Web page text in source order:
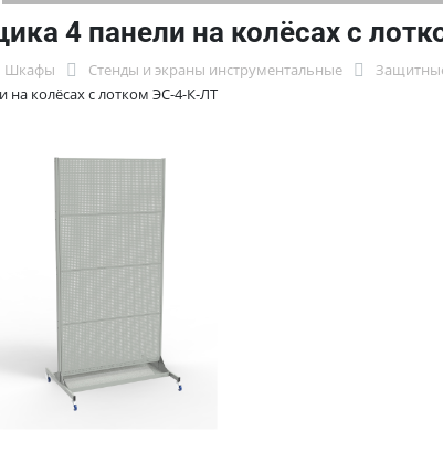
4 панели на колёсах с
Шкафы Стенды и экраны инструментальные
на колёсах с лотком ЭС-4-К-ЛТ